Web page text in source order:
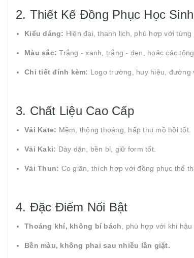
2. Thiết Kế Đồng Phục Học Sinh
Kiểu dáng: Hiện đại, thanh lịch, phù hợp với từng
Màu sắc: Trắng - xanh, trắng - đen, hoặc các
Chi tiết đính kèm: Logo trường, huy hiệu, đường
3. Chất Liệu Cao Cấp
Vải Kate: Mềm, thông thoáng, hấp thụ mồ hồi tốt.
Vải Kaki: Dày dặn, bền bỉ, giữ form tốt.
Vải Thun: Co giãn, thích hợp với đồng phục thể
4. Đặc Điểm Nổi Bật
Thoáng khí, không bí bách , phù hợp với khi hậu
Bền màu, không phai sau nhiều lần giặt.